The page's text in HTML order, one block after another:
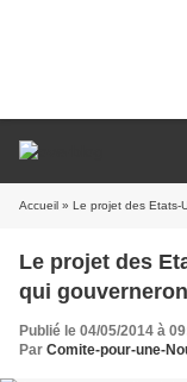
Accueil » Le projet des Etats-
Le projet des
qui
Publié le 04/05/2014 à
Par Comite-pour-une-